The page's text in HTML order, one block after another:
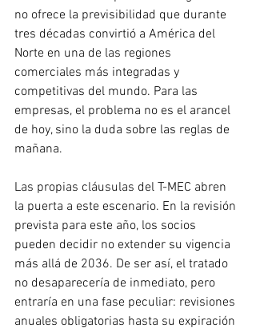
no ofrece la previsibilidad que durante
tres décadas convirtió a América del
Norte en una de las regiones
comerciales más integradas y
competitivas del mundo. Para las
empresas, el problema no es el arancel
de hoy, sino la duda sobre las reglas de
mañana.
Las propias cláusulas del T-MEC abren
la puerta a este escenario. En la revisión
prevista para este año, los socios
pueden decidir no extender su vigencia
más allá de 2036. De ser así, el tratado
no desaparecería de inmediato, pero
entraría en una fase peculiar: revisiones
anuales obligatorias hasta su expiración